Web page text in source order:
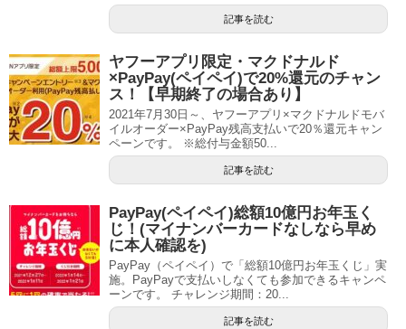
記事を読む
ヤフーアプリ限定・マクドナルド
×PayPay(ペイペイ)で20%還元のチャン
ス！【早期終了の場合あり】
2021年7月30日～、ヤフーアプリ×マクドナルドモバ
イルオーダー×PayPay残高支払いで20％還元キャン
ペーンです。 ※総付与金額50...
記事を読む
PayPay(ペイペイ)総額10億円お年玉く
じ！(マイナンバーカードなしなら早め
に本人確認を)
PayPay（ペイペイ）で「総額10億円お年玉くじ」実
施。PayPayで支払いしなくても参加できるキャンペ
ーンです。 チャレンジ期間：20...
記事を読む